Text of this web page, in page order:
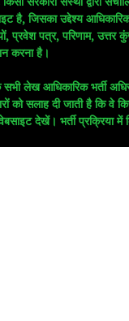
है, जिसका उद्देश्य
प्रवेश पत्र, परिणाम,
करना है।
सभी लेख आधिकारिक भर्ती
को सलाह दी जाती है कि वे
देखें। भर्ती प्रक्रिया